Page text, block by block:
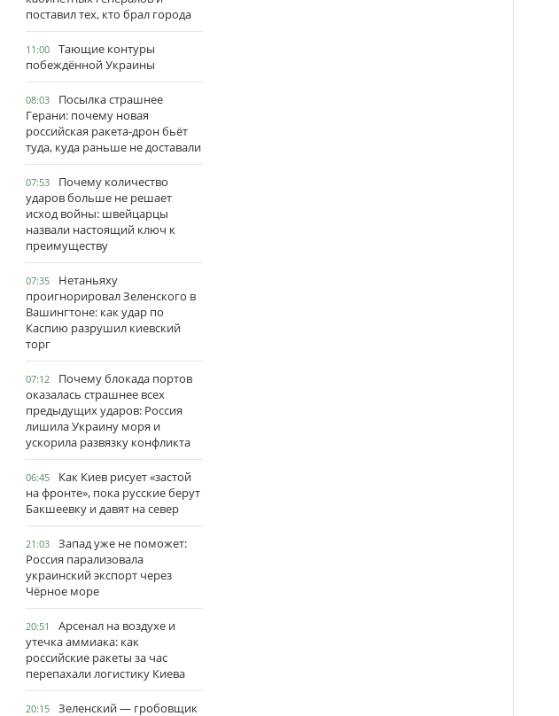
поставил тех, кто брал города
11:00
Тающие контуры
побеждённой Украины
08:03
Посылка страшнее
Герани: почему новая
российская ракета-дрон бьёт
туда, куда раньше не доставали
07:53
Почему количество
ударов больше не решает
исход войны: швейцарцы
назвали настоящий ключ к
преимуществу
07:35
Нетаньяху
проигнорировал Зеленского в
Вашингтоне: как удар по
Каспию разрушил киевский
торг
07:12
Почему блокада портов
оказалась страшнее всех
предыдущих ударов: Россия
лишила Украину моря и
ускорила развязку конфликта
06:45
Как Киев рисует «застой
на фронте», пока русские берут
Бакшеевку и давят на север
21:03
Запад уже не поможет:
Россия парализовала
украинский экспорт через
Чёрное море
20:51
Арсенал на воздухе и
утечка аммиака: как
российские ракеты за час
перепахали логистику Киева
20:15
Зеленский — гробовщик